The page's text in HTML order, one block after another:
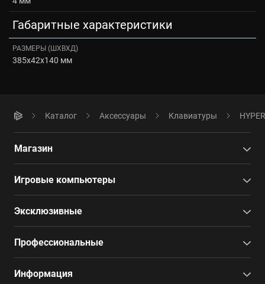
Габаритные характеристики
РАЗМЕРЫ (ШXВXД)
385x42x140 мм
Каталог Аксессуары Клавиатуры
Магазин
Игровые компьютеры
Эксклюзивные
Профессиональные
Информация